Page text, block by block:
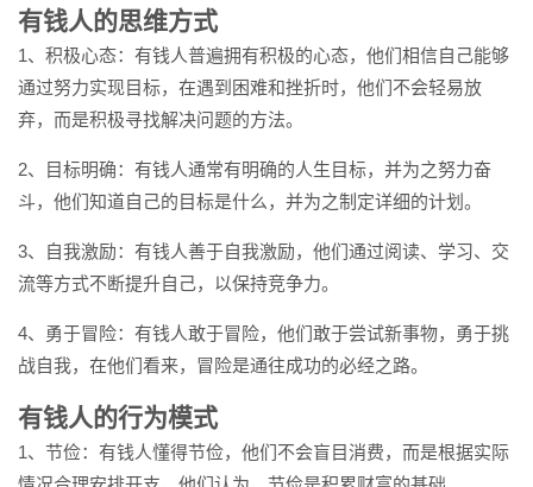
有钱人的思维方式
1、积极心态：有钱人普遍拥有积极的心态，他们相信自己能够
通过努力实现目标，在遇到困难和挫折时，他们不会轻易放
弃，而是积极寻找解决问题的方法。
2、目标明确：有钱人通常有明确的人生目标，并为之努力奋
斗，他们知道自己的目标是什么，并为之制定详细的计划。
3、自我激励：有钱人善于自我激励，他们通过阅读、学习、交
流等方式不断提升自己，以保持竞争力。
4、勇于冒险：有钱人敢于冒险，他们敢于尝试新事物，勇于挑
战自我，在他们看来，冒险是通往成功的必经之路。
有钱人的行为模式
1、节俭：有钱人懂得节俭，他们不会盲目消费，而是根据实际